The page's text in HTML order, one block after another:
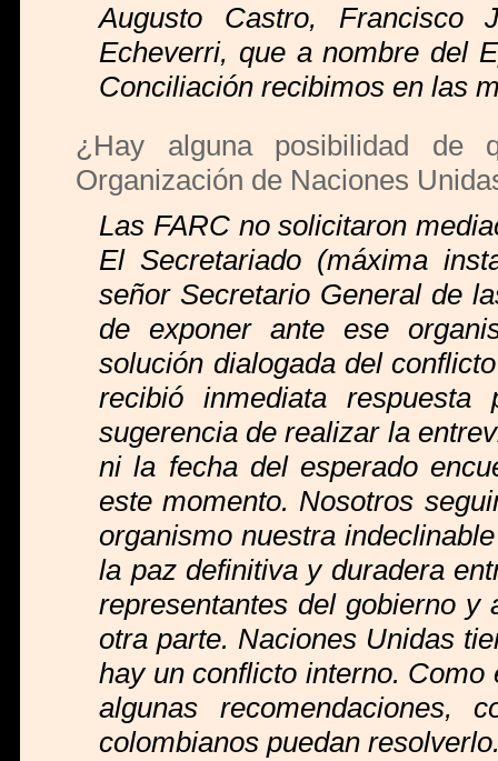
Augusto Castro,
Echeverri, que a nombre del
Conciliación recibimos en las
¿Hay alguna posibilidad
Organización de Naciones
Las FARC no solicitaron
El Secretariado (máxima
señor Secretario General de
de exponer ante ese
solución dialogada del
recibió inmediata
sugerencia de realizar la
ni la fecha del esperado
este momento. Nosotros
organismo nuestra
la paz definitiva y duradera
representantes del gobierno
otra parte. Naciones Unidas
hay un conflicto interno.
algunas recomendaciones,
colombianos puedan